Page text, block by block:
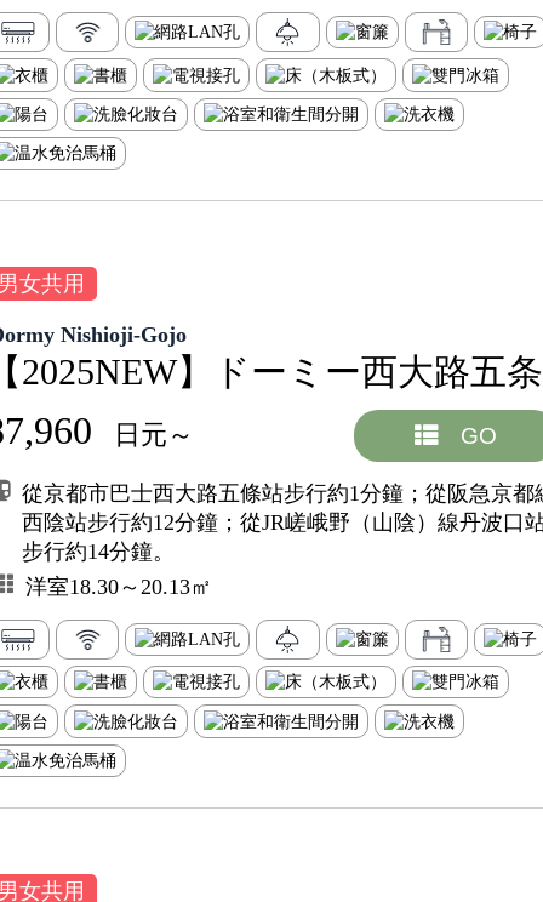
女共用
Nishioji-Gojo
2025NEW】ドーミー西大路五条
日元～ GO
從京都市巴士西大路五條站步行約1分鐘；從阪急京都
西陰站步行約12分鐘；從JR嵯峨野（山陰）線丹波口
步行約14分鐘。
洋室18.30～20.13㎡
女共用